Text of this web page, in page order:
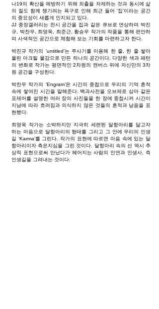
나19의 확산을 예방하기 위해 외출을 자제하는 것과 동시에 삶
의 질도 함께 챙기려는 욕구로 인해 최근 들어 ‘집’이라는 공간
의 중요성이 새롭게 인지되고 있다.
JJ 중정갤러리는 전시 공간을 집과 같은 큐브로 연상하며 박진
규, 박찬우, 최영욱, 최준근, 황승우 작가의 작품을 통해 편안하
며 사색적인 공간으로 체험해 보는 기회를 마련하고자 한다.
박진규 작가의 ‘untitled’는 주사기를 이용해 한 줄, 한 줄 쌓아
올린 아크릴 물감으로 만든 하나의 공간이다. 다양한 색과 패턴
의 변화로 작가는 평면적인 2차원의 캔버스 위에 자신만의 3차
원 공간을 구성한다.
박찬우 작가의 ‘Engram’은 시간의 중첩으로 우리의 기억 흔적
속에 쌓여진 시간을 말해준다. 백과사전을 오브제로 삼아 같은
표제어를 설명한 여러 장의 사진들을 한 장에 중첩시켜 시간이
지남에 따라 흐려짐과 의식하지 않은 것들의 흔적과 남음을 표
현했다.
최영욱 작가는 소박하지만 지극히 세련된 달항아리를 닮고자
하는 마음으로 달항아리의 형태를 그리고 그 안에 우리의 인생
길 ‘Karma’를 그린다. 작가의 표현에 따르면 마음 속에 있는 달
항아리이자 측은지심을 그린 것이다. 달항아리 속의 선 역시 추
상적 표현으로써 만났다가 헤어지는 사람의 인연과 인생사, 즉
인생길을 그려내는 것이다.